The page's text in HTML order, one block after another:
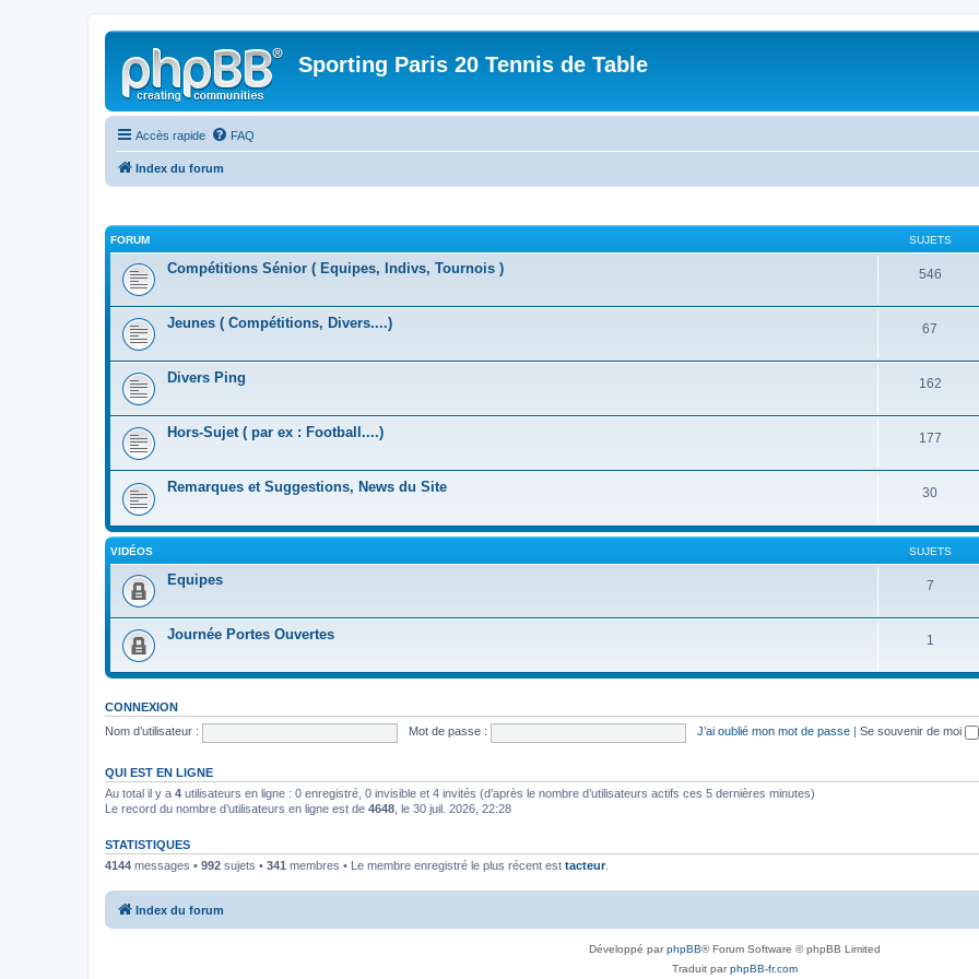
Sporting Paris 20 Tennis de Table
Accès rapide FAQ
Index du forum
FORUM SUJETS
Compétitions Sénior ( Equipes, Indivs, Tournois ) 546
Jeunes ( Compétitions, Divers....) 67
Divers Ping 162
Hors-Sujet ( par ex : Football....) 177
Remarques et Suggestions, News du Site 30
VIDÉOS SUJETS
Equipes 7
Journée Portes Ouvertes 1
CONNEXION
Nom d’utilisateur :
Mot de passe : J’ai oublié mon mot de passe Se souvenir de moi
QUI EST EN LIGNE
Au total il y a 4 utilisateurs en ligne : 0 enregistré, 0 invisible et 4 invités (d’après le nombre d’utilisateurs actifs ces 5 dernières minutes)
Le record du nombre d’utilisateurs en ligne est de 4648 , le 30 juil. 2026, 22:28
STATISTIQUES
4144 messages • 992 sujets • 341 membres • Le membre enregistré le plus récent est tacteur.
Index du forum
Développé parphpBB® Forum Software © phpBB Limited
Traduit parphpBB-fr.com